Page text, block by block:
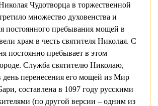
Чудотворца в торжественной
множество духовенства и
постоянного пребывания мощей в
храм в честь святителя Николая. С
постоянно пребывает в этом
Служба святителю Николаю,
день перенесения его мощей из Мир
составлена в 1097 году русскими
(по другой версии – одним из